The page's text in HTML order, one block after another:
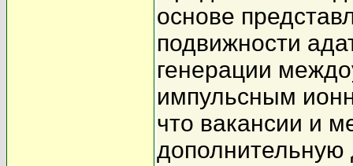
основе
подвижности
генерации
импульсным
что вакансии и